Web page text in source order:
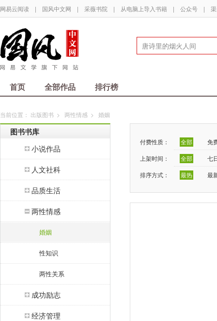
网易云阅读 | 国风中文网 | 采薇书院 | 从电脑上导入书籍 | 公众号 |
首页 全部作品 排行榜
当前位置： 出版图书 > 两性情感 > 婚姻
图书书库
小说作品
人文社科
品质生活
两性情感
婚姻
性知识
两性关系
成功励志
经济管理
付费性质： 全部
免
上架时间：
全部
七
排序方式：
最热 最